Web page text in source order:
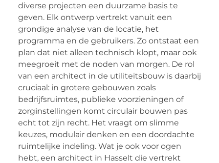
diverse projecten een duurzame basis te
geven. Elk ontwerp vertrekt vanuit een
grondige analyse van de locatie, het
programma en de gebruikers. Zo ontstaat een
plan dat niet alleen technisch klopt, maar ook
meegroeit met de noden van morgen. De rol
van een architect in de utiliteitsbouw is daarbij
cruciaal: in grotere gebouwen zoals
bedrijfsruimtes, publieke voorzieningen of
zorginstellingen komt circulair bouwen pas
echt tot zijn recht. Het vraagt om slimme
keuzes, modulair denken en een doordachte
ruimtelijke indeling. Wat je ook voor ogen
hebt, een architect in Hasselt die vertrekt